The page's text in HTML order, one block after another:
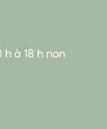
à 18 h non